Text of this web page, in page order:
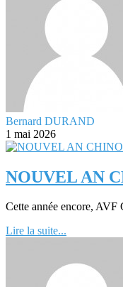
Bernard DURAND
1 mai 2026
NOUVEL AN
Cette année encore,
Lire la suite...